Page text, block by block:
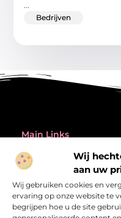
Wij
aan uw
Wij gebruiken cookies en
ervaring op onze website te
begrijpen hoe u de site
...
Bedrijven
Main Links
@2025 All Right Reserved.
www.referentiecontrole.nl